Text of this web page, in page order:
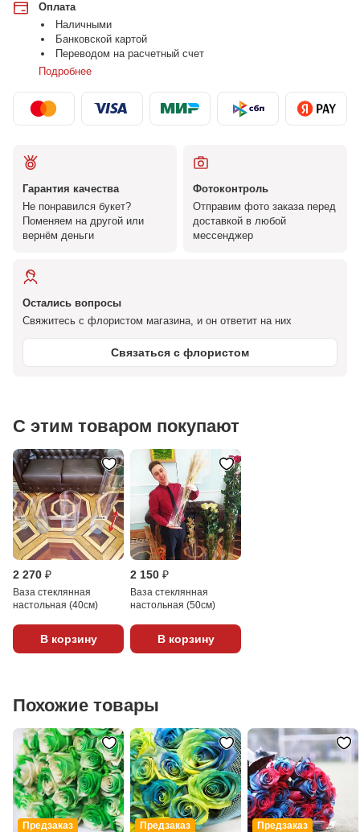
Оплата
Наличными
Банковской картой
Переводом на расчетный счет
Подробнее
Гарантия качества
Не понравился букет?
Поменяем на другой или
вернём деньги
Фотоконтроль
Отправим фото заказа перед
доставкой в любой
мессенджер
Остались вопросы
Свяжитесь с флористом магазина, и он ответит на них
Связаться с флористом
С этим товаром покупают
2 270 ₽
Ваза стеклянная
настольная (40см)
В корзину
2 150 ₽
Ваза стеклянная
настольная (50см)
В корзину
Похожие товары
Предзаказ Предзаказ Предзаказ